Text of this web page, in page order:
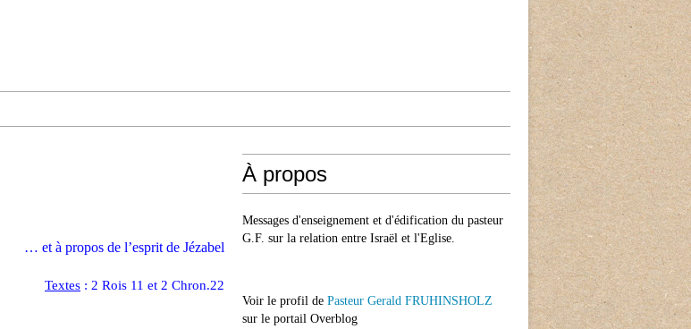
… et à propos de l’esprit de Jézabel
Textes : 2 Rois 11 et 2 Chron.22
À propos
Messages d'enseignement et d'édification du pasteur
G.F. sur la relation entre Israël et l'Eglise.
Voir le profil de Pasteur Gerald FRUHINSHOLZ
sur le portail Overblog